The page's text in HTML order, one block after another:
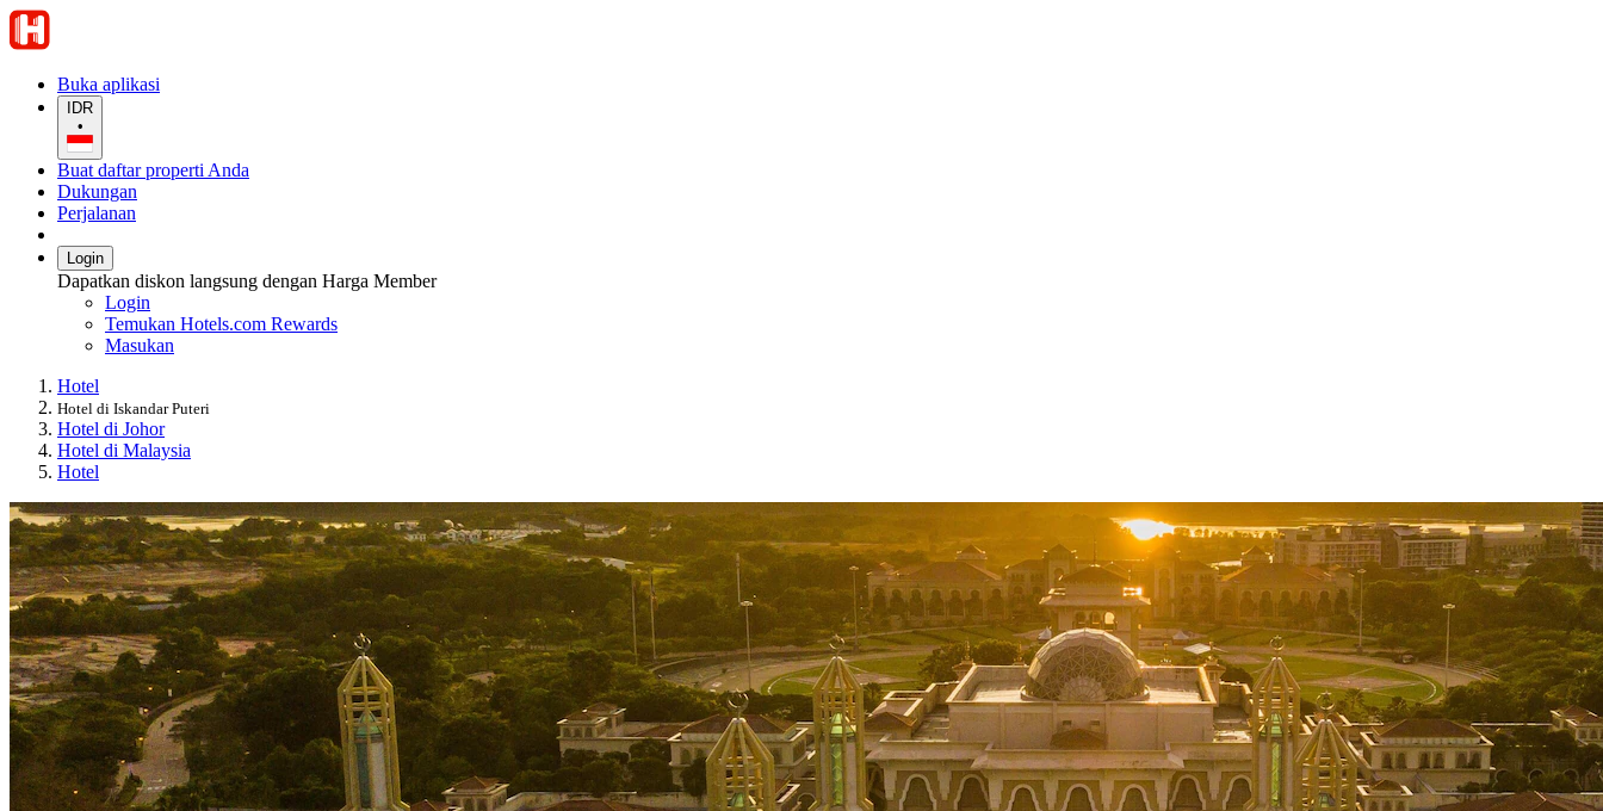
Buka aplikasi
IDR
•
Buat daftar properti Anda
Dukungan
Perjalanan
Login
Dapatkan diskon langsung dengan Harga Member
Login
Temukan Hotels.com Rewards
Masukan
Hotel
Hotel di Iskandar Puteri
Hotel di Johor
Hotel di Malaysia
Hotel